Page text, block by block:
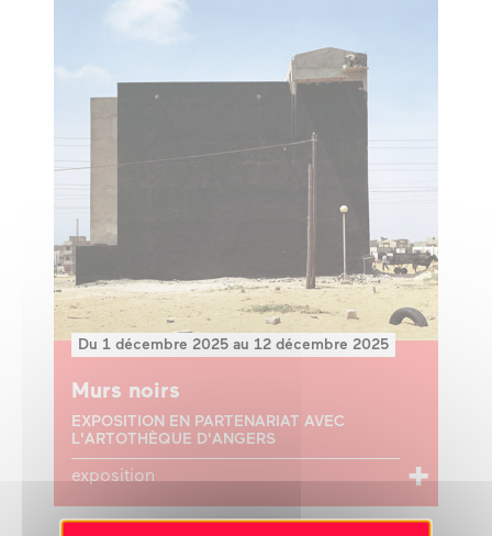
Du 1 décembre 2025 au 12 décembre 2025
Murs noirs
EXPOSITION EN PARTENARIAT AVEC
L'ARTOTHÈQUE D'ANGERS
exposition